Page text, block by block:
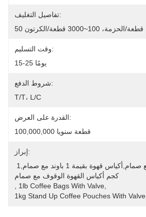
تفاصيل التغليف:
وقت التسليم:
15-25 يومًا
شروط الدفع:
T/T، L/C
القدرة على العرض:
100,000,000 قطعة سنويا
إبراز:
كجم أكياس القهوة الوقوف مع صمام
1lb Coffee Bags With Valve
1kg Stand Up Coffee Pouches With Valve